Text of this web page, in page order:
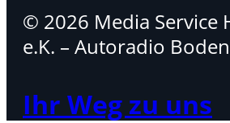
© 2026 Media Service
e.K. – Autoradio
Ihr Weg zu uns